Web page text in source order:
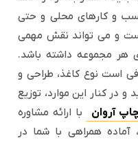
و کارهای محلی و حتی
و می تواند نقش مهمی
هر مجموعه داشته باشد.
است نوع کاغذ، طراحی و
و در کنار این موارد، توزیع
آروان
با ارائه مشاوره
همراهی با شما در